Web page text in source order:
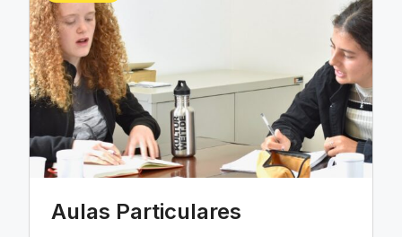
Aulas Particulares